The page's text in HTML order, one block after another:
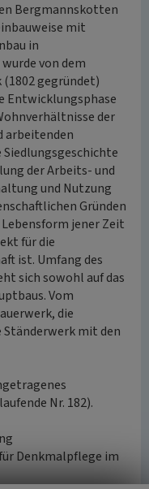
Bergmannskotten
mit
in
von dem
gegründet)
Entwicklungsphase
der
arbeitenden
der Arbeits- und
und Nutzung
Gründen
jener Zeit
für die
ist. Umfang des
sich sowohl auf das
Vom
die
mit den
Nr. 182).
Denkmalpflege im